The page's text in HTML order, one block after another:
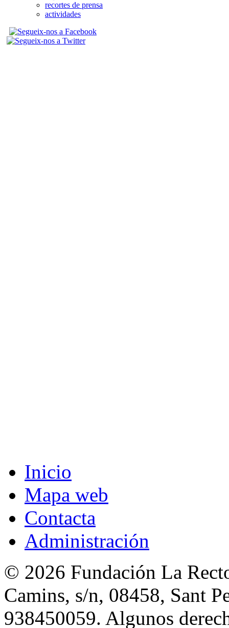
recortes de prensa
actividades
Inicio
Mapa web
Contacta
Administración
© 2026 Fundación La
Camins, s/n, 08458, Sant
938450059. Algunos